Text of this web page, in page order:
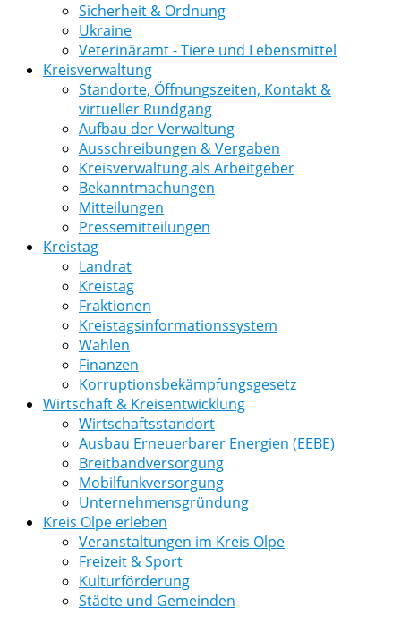
Sicherheit & Ordnung
Ukraine
Veterinäramt - Tiere und Lebensmittel
Kreisverwaltung
Standorte, Öffnungszeiten, Kontakt &
virtueller Rundgang
Aufbau der Verwaltung
Ausschreibungen & Vergaben
Kreisverwaltung als Arbeitgeber
Bekanntmachungen
Mitteilungen
Pressemitteilungen
Kreistag
Landrat
Kreistag
Fraktionen
Kreistagsinformationssystem
Wahlen
Finanzen
Korruptionsbekämpfungsgesetz
Wirtschaft & Kreisentwicklung
Wirtschaftsstandort
Ausbau Erneuerbarer Energien (EEBE)
Breitbandversorgung
Mobilfunkversorgung
Unternehmensgründung
Kreis Olpe erleben
Veranstaltungen im Kreis Olpe
Freizeit & Sport
Kulturförderung
Städte und Gemeinden